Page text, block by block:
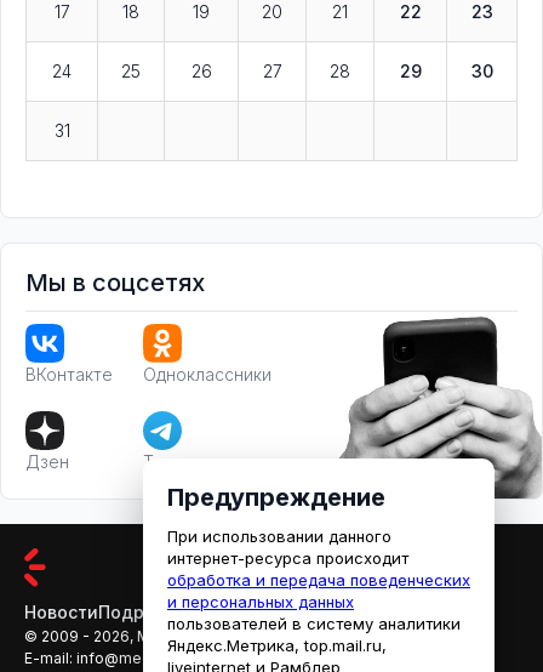
17 18 19 20 21 22 23
24 25 26 27 28 29 30
31
Мы в соцсетях
ВКонтакте Одноклассники
Дзен Телеграм
НовостиПодробностиАфишаКино
© 2009 - 2026, МЕДИАРЯЗАНЬ
E-mail: info@mediaryazan.ru
reklama@mediaryazan.ru
Предупреждение
При использовании данного
интернет-ресурса происходит
обработка и передача поведенческих
и персональных данных
пользователей в систему аналитики
Яндекс.Метрика, top.mail.ru,
liveinternet и Рамблер